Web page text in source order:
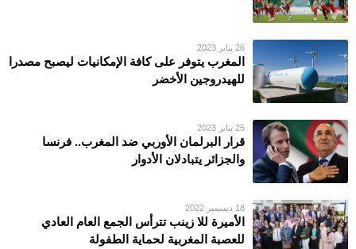
26 يناير 2023
المغرب يتوفر على كافة الإمكانيات ليصبح مصدرا
للهيدروجين الأخضر
25 يناير 2023
قرار البرلمان الأوربي ضد المغرب.. فرنسا
والجزائر يتبادلان الأدوار
18 ديسمبر 2022
الأمیرة للا زینب تترأس الجمع العام العادي
للعصبة المغربیة لحمایة الطفولة